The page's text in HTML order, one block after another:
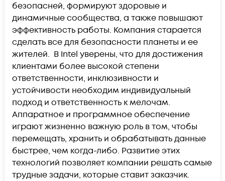
безопасней, формируют здоровые и
динамичные сообщества, а также повышают
эффективность работы. Компания старается
сделать все для безопасности планеты и ее
жителей. В Intel уверены, что для достижения
клиентами более высокой степени
ответственности, инклюзивности и
устойчивости необходим индивидуальный
подход и ответственность к мелочам.
Аппаратное и программное обеспечение
играют жизненно важную роль в том, чтобы
перемещать, хранить и обрабатывать данные
быстрее, чем когда-либо. Развитие этих
технологий позволяет компании решать самые
трудные задачи, которые ставит заказчик.